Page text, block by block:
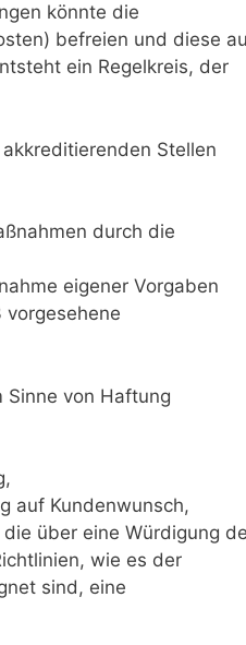
könnte die
befreien und diese
ein Regelkreis, der
Stellen
durch die
eigener Vorgaben
vorgesehene
von Haftung
auf Kundenwunsch,
über eine Würdigung
wie es der
sind, eine